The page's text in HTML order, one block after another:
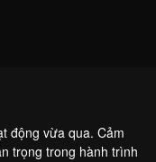
động vừa qua. Cảm
trọng trong hành trình